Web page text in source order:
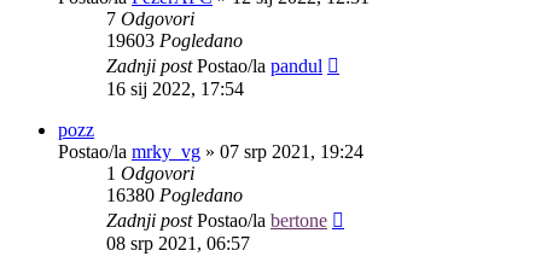
7 Odgovori
19603 Pogledano
Zadnji postPostao/la pandul
16 sij 2022, 17:54
pozz
Postao/la mrky_vg » 07 srp 2021, 19:24
1 Odgovori
16380 Pogledano
Zadnji postPostao/la bertone
08 srp 2021, 06:57